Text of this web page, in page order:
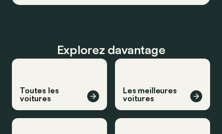
Explorez davantage
Toutes les
voitures
Les meilleures
voitures